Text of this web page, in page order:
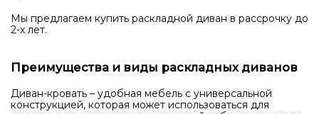
Мы предлагаем купить раскладной диван в рассрочку до
2-х лет.
Преимущества и виды раскладных диванов
Диван-кровать – удобная мебель с универсальной
конструкцией, которая может использоваться для